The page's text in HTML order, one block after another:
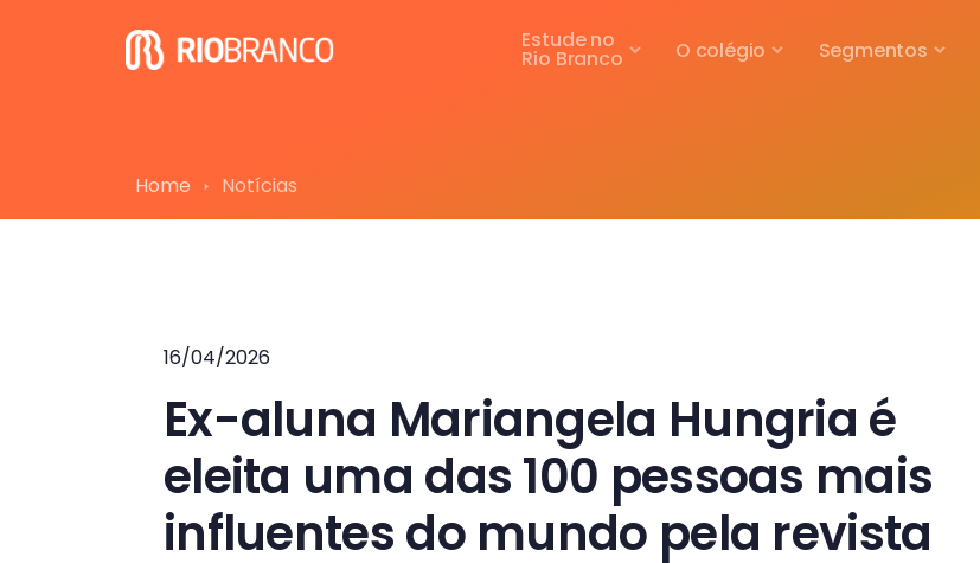
Estude no
Rio Branco O colégio Segmentos
Home Notícias
16/04/2026
Ex-aluna Mariangela Hungria é
eleita uma das 100 pessoas mais
influentes do mundo pela revista